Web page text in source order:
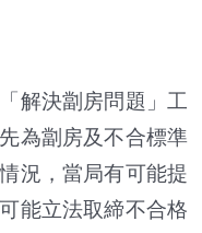
解決劏房問題」工
為劏房及不合標準
況，當局有可能提
能立法取締不合格